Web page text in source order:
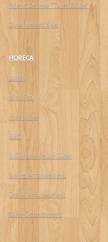
Wie Is De Mol "Tafel Editie"
Diner Moord Spel
HORECA
Lunch
High Tea
High Wine
BBQ
3 Gangen Keuze Diner
Borrel Arrangement
Drank Arrangement
Tafel Gedecoreerd